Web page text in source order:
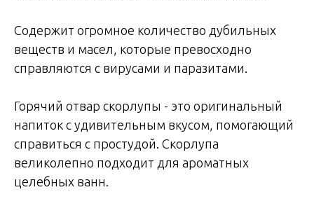
Содержит огромное количество дубильных
веществ и масел, которые превосходно
справляются с вирусами и паразитами.
Горячий отвар скорлупы - это оригинальный
напиток с удивительным вкусом, помогающий
справиться с простудой. Скорлупа
великолепно подходит для ароматных
целебных ванн.